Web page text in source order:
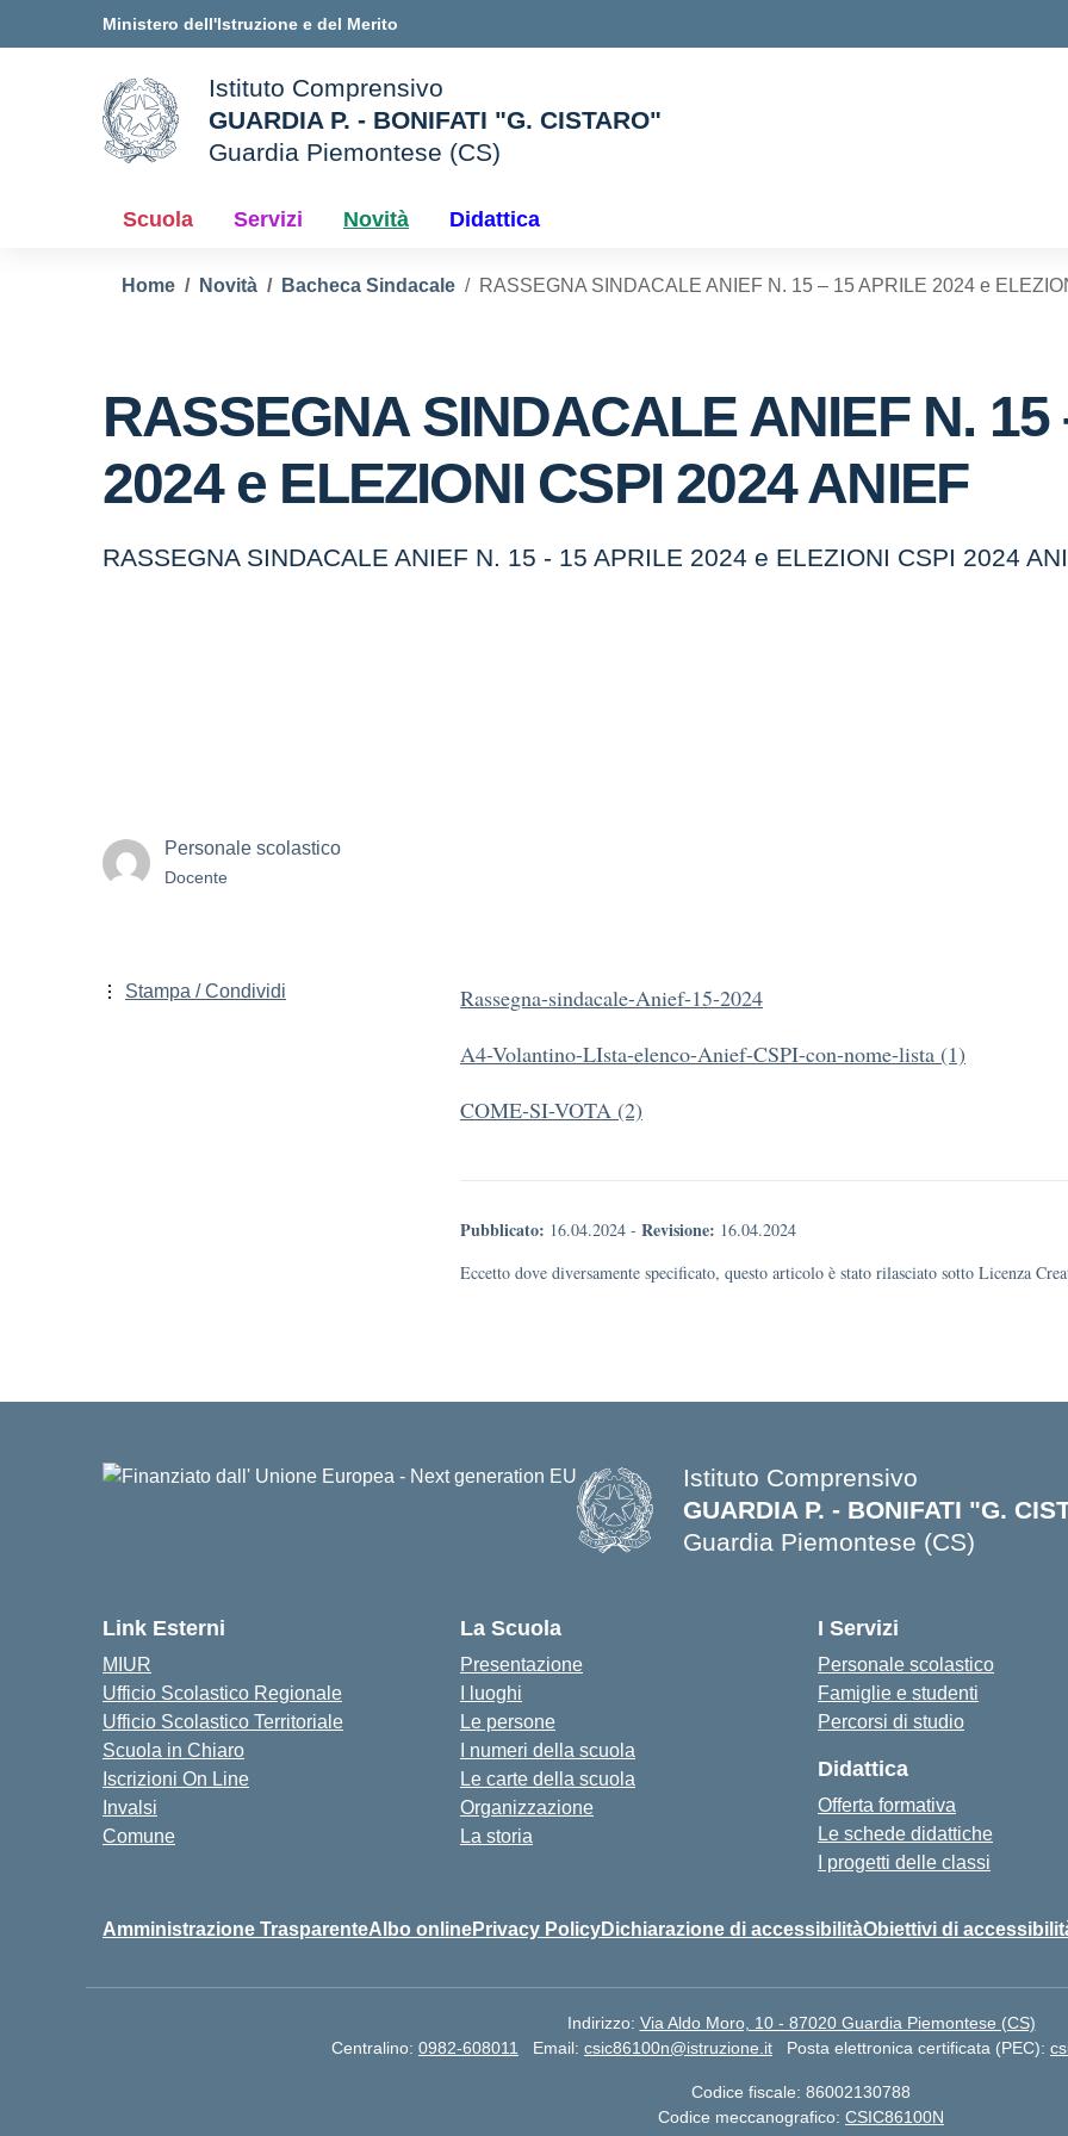
Ministero dell'Istruzione e del Merito
Istituto Comprensivo
GUARDIA P. - BONIFATI "G. CISTARO"
Guardia Piemontese (CS)
Scuola Servizi Novità Didattica
Home Novità Bacheca Sindacale RASSEGNA SINDACALE ANIEF N. 15 – 15 APRILE 2024 e
RASSEGNA SINDACALE ANIEF N. 15
2024 e ELEZIONI CSPI 2024 ANIEF
RASSEGNA SINDACALE ANIEF N. 15 - 15 APRILE 2024 e ELEZIONI CSPI 2024
Personale scolastico
Docente
Rassegna-sindacale-Anief-15-2024
A4-Volantino-LIsta-elenco-Anief-CSPI-con-nome-lista (1)
COME-SI-VOTA (2)
Pubblicato: 16.04.2024 - Revisione: 16.04.2024
Eccetto dove diversamente specificato, questo articolo è stato rilasciato sotto Licenza
Stampa / Condividi
Istituto Comprensivo
GUARDIA P. - BONIFATI "G.
Guardia Piemontese (CS)
Link Esterni
MIUR
Ufficio Scolastico Regionale
Ufficio Scolastico Territoriale
Scuola in Chiaro
Iscrizioni On Line
Invalsi
Comune
La Scuola
Presentazione
I luoghi
Le persone
I numeri della scuola
Le carte della scuola
Organizzazione
La storia
I Servizi
Personale scolastico
Famiglie e studenti
Percorsi di studio
Didattica
Offerta formativa
Le schede didattiche
I progetti delle classi
Amministrazione TrasparenteAlbo onlinePrivacy PolicyDichiarazione di accessibilitàObiettivi di
Indirizzo: Via Aldo Moro, 10 - 87020 Guardia Piemontese (CS)
Centralino: 0982-608011 Email: csic86100n@istruzione.it Posta elettronica certificata (PEC):
Codice fiscale: 86002130788
Codice meccanografico: CSIC86100N